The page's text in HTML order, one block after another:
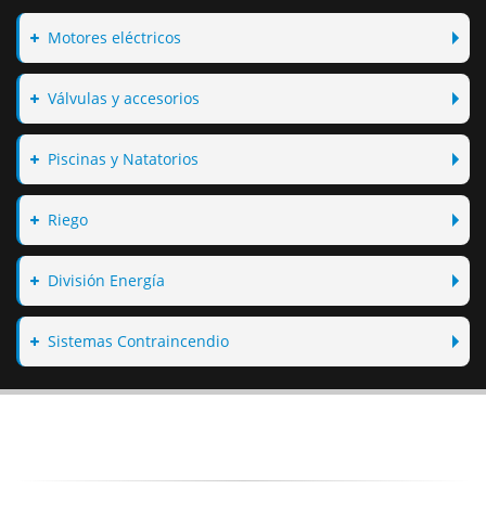
Motores eléctricos
Válvulas y accesorios
Piscinas y Natatorios
Riego
División Energía
Sistemas Contraincendio